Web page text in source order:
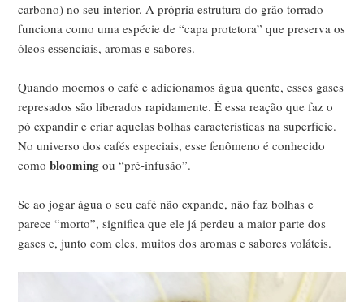
carbono) no seu interior. A própria estrutura do grão torrado
funciona como uma espécie de “capa protetora” que preserva os
óleos essenciais, aromas e sabores.
Quando moemos o café e adicionamos água quente, esses gases
represados são liberados rapidamente. É essa reação que faz o
pó expandir e criar aquelas bolhas características na superfície.
No universo dos cafés especiais, esse fenômeno é conhecido
comoblooming ou “pré-infusão”.
Se ao jogar água o seu café não expande, não faz bolhas e
parece “morto”, significa que ele já perdeu a maior parte dos
gases e, junto com eles, muitos dos aromas e sabores voláteis.